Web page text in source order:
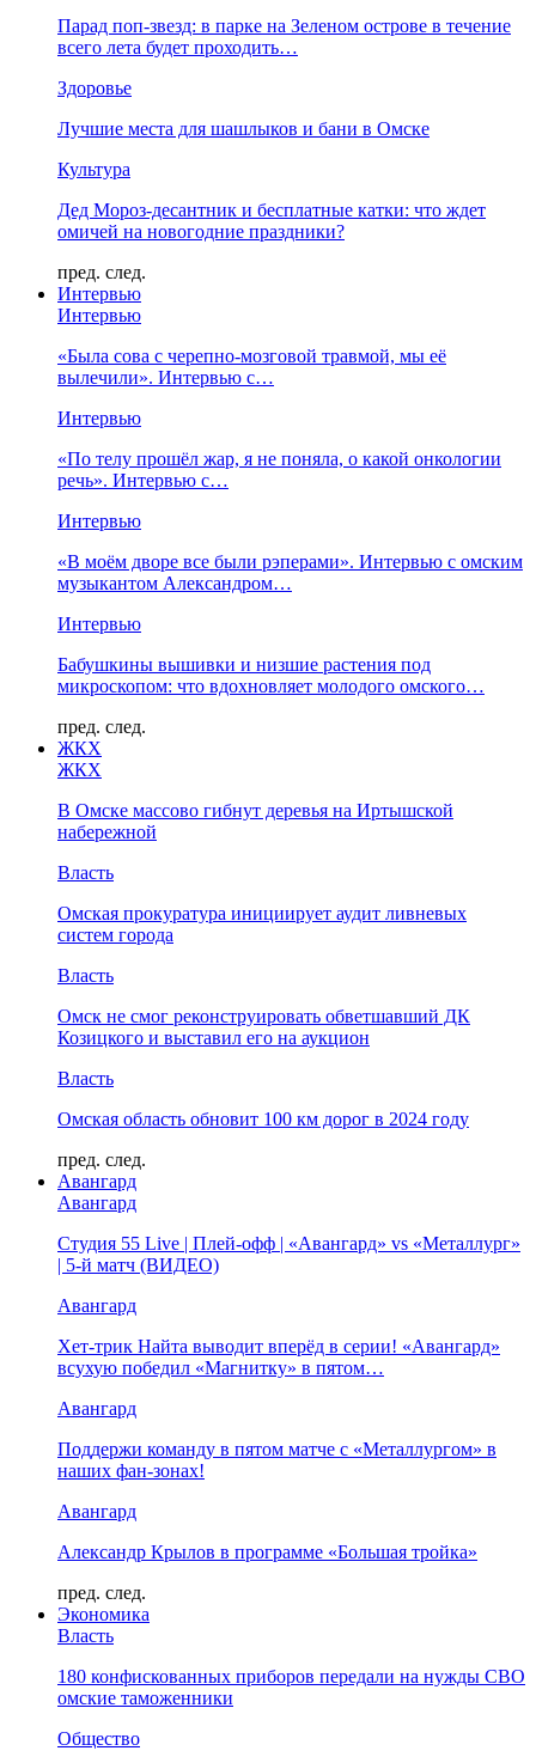
Парад поп-звезд: в парке на Зеленом острове в течение
всего лета будет проходить…
Здоровье
Лучшие места для шашлыков и бани в Омске
Культура
Дед Мороз-десантник и бесплатные катки: что ждет
омичей на новогодние праздники?
пред. след.
Интервью
Интервью
«Была сова с черепно-мозговой травмой, мы её
вылечили». Интервью с…
Интервью
«По телу прошёл жар, я не поняла, о какой онкологии
речь». Интервью с…
Интервью
«В моём дворе все были рэперами». Интервью с омским
музыкантом Александром…
Интервью
Бабушкины вышивки и низшие растения под
микроскопом: что вдохновляет молодого омского…
пред. след.
ЖКХ
ЖКХ
В Омске массово гибнут деревья на Иртышской
набережной
Власть
Омская прокуратура инициирует аудит ливневых
систем города
Власть
Омск не смог реконструировать обветшавший ДК
Козицкого и выставил его на аукцион
Власть
Омская область обновит 100 км дорог в 2024 году
пред. след.
Авангард
Авангард
Студия 55 Live | Плей-офф | «Авангард» vs «Металлург»
| 5-й матч (ВИДЕО)
Авангард
Хет-трик Найта выводит вперёд в серии! «Авангард»
всухую победил «Магнитку» в пятом…
Авангард
Поддержи команду в пятом матче с «Металлургом» в
наших фан-зонах!
Авангард
Александр Крылов в программе «Большая тройка»
пред. след.
Экономика
Власть
180 конфискованных приборов передали на нужды СВО
омские таможенники
Общество